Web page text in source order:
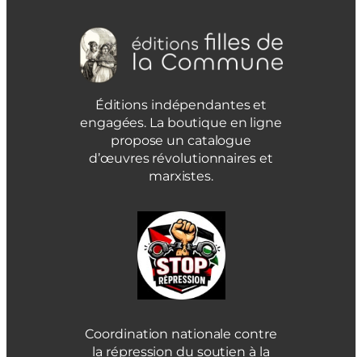
Éditions indépendantes et
engagées. La boutique en ligne
propose un catalogue
d’œuvres révolutionnaires et
marxistes.
Coordination nationale contre
la répression du soutien à la